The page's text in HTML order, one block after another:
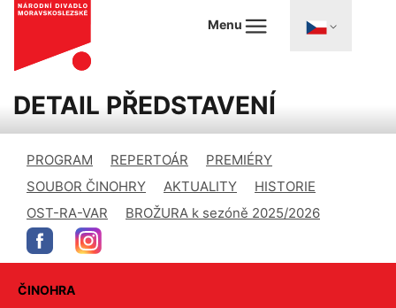
Menu
DETAIL PŘEDSTAVENÍ
PROGRAM REPERTOÁR
PREMIÉRY
SOUBOR ČINOHRY
AKTUALITY
HISTORIE
OST-RA-VAR
BROŽURA k sezóně 2025/2026
ČINOHRA